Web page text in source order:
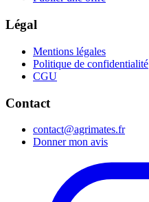
Légal
Mentions légales
Politique de confidentialité
CGU
Contact
contact@agrimates.fr
Donner mon avis